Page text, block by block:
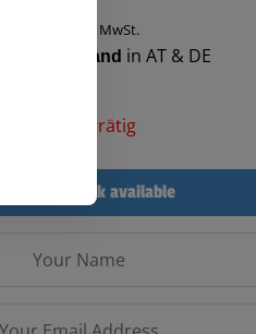
Enthält 20% MwSt.
Versand in AT & DE
Nicht vorrätig
when stock available